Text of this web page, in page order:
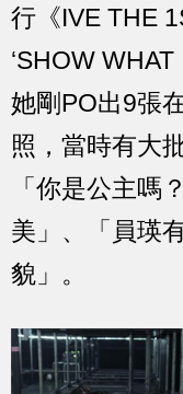
行《IVE THE
‘SHOW
她剛PO出9張
照，當時有大
「你是公主嗎
美」、「員瑛
貌」。